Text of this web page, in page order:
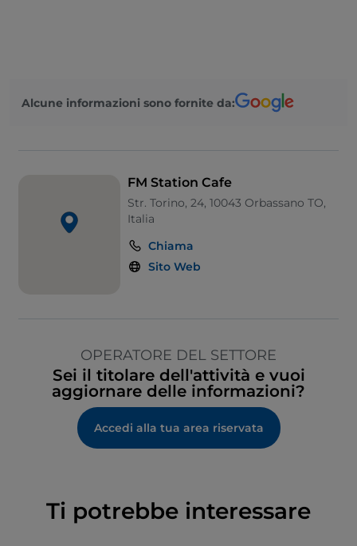
Alcune informazioni sono fornite da:
FM Station Cafe
Str. Torino, 24, 10043 Orbassano TO,
Italia
Chiama
Sito Web
OPERATORE DEL SETTORE
Sei il titolare dell'attività e vuoi
aggiornare delle informazioni?
Accedi alla tua area riservata
Ti potrebbe interessare